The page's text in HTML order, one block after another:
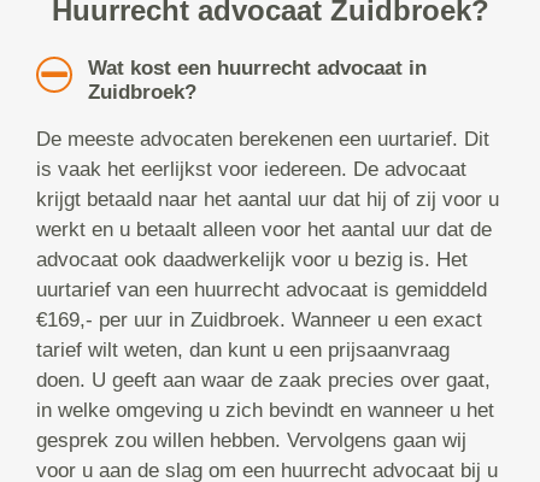
Huurrecht advocaat Zuidbroek?
Wat kost een huurrecht advocaat in
Zuidbroek?
De meeste advocaten berekenen een uurtarief. Dit
is vaak het eerlijkst voor iedereen. De advocaat
krijgt betaald naar het aantal uur dat hij of zij voor u
werkt en u betaalt alleen voor het aantal uur dat de
advocaat ook daadwerkelijk voor u bezig is. Het
uurtarief van een huurrecht advocaat is gemiddeld
€169,- per uur in Zuidbroek. Wanneer u een exact
tarief wilt weten, dan kunt u een prijsaanvraag
doen. U geeft aan waar de zaak precies over gaat,
in welke omgeving u zich bevindt en wanneer u het
gesprek zou willen hebben. Vervolgens gaan wij
voor u aan de slag om een huurrecht advocaat bij u